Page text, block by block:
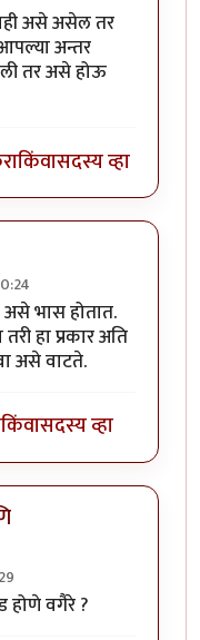
असे असेल तर
अन्तर
तर असे होऊ
किंवासदस्य व्हा
भास होतात.
हा प्रकार अति
असे वाटते.
किंवासदस्य व्हा
byतमराज किल्विष
होणे वगैरे ?